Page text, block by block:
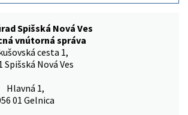
Spišská Nová Ves
vnútorná správa
cesta 1,
Spišská Nová Ves
Hlavná 1,
01 Gelnica